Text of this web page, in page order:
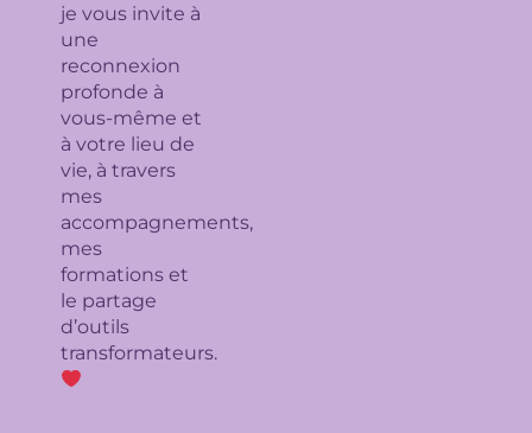
je vous invite à
une
reconnexion
profonde à
vous-même et
à votre lieu de
vie, à travers
mes
accompagnements,
mes
formations et
le partage
d’outils
transformateurs.